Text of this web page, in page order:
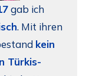
gab ich
. Mit ihren
kein
Türkis-